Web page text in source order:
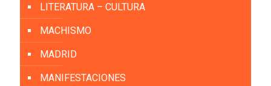
LITERATURA – CULTURA
MACHISMO
MADRID
MANIFESTACIONES